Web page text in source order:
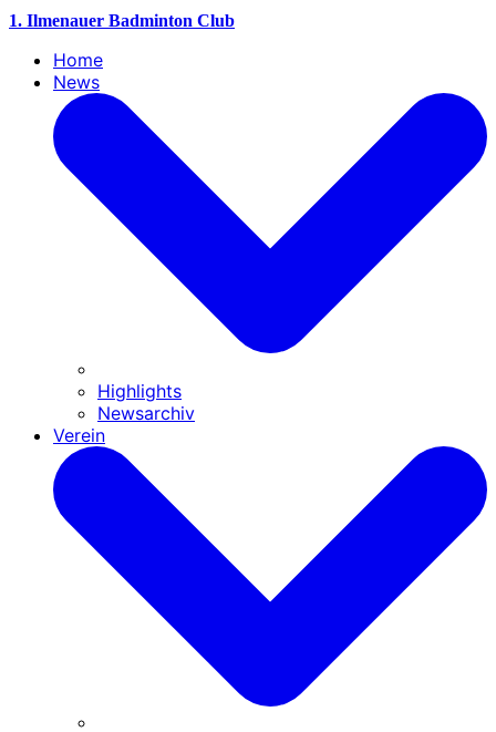
1. Ilmenauer Badminton Club
Home
News
Highlights
Newsarchiv
Verein